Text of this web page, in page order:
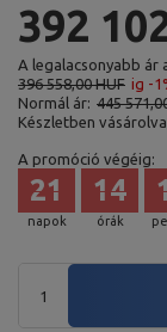
392
A legalacsonyabb ár
396 558,00 HUF ig -
Normál ár: 445
Készletben
A promóció végéig:
napok
21
órák
14